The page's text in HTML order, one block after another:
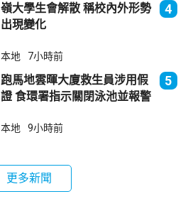
嶺大學生會解散 稱校內外形勢
出現變化
4
本地 7小時前
跑馬地雲暉大廈救生員涉用假
證 食環署指示關閉泳池並報警
5
本地 9小時前
更多新聞